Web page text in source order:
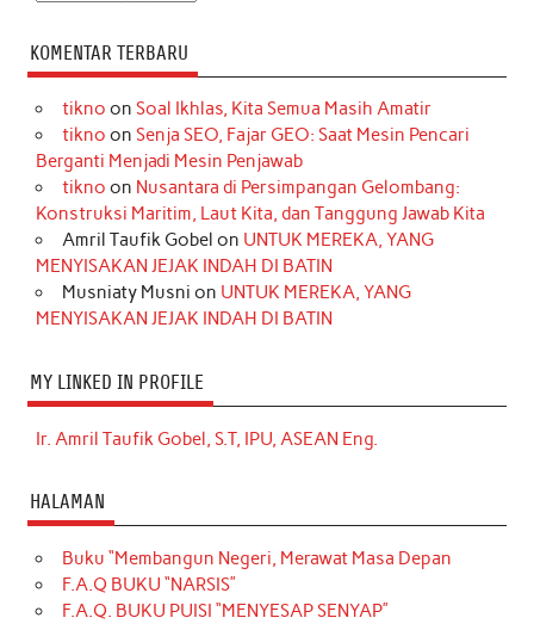
KOMENTAR TERBARU
tikno on Soal Ikhlas, Kita Semua Masih Amatir
tikno on Senja SEO, Fajar GEO: Saat Mesin Pencari
Berganti Menjadi Mesin Penjawab
tikno on Nusantara di Persimpangan Gelombang:
Konstruksi Maritim, Laut Kita, dan Tanggung Jawab Kita
Amril Taufik Gobel on UNTUK MEREKA, YANG
MENYISAKAN JEJAK INDAH DI BATIN
Musniaty Musni on UNTUK MEREKA, YANG
MENYISAKAN JEJAK INDAH DI BATIN
MY LINKED IN PROFILE
Ir. Amril Taufik Gobel, S.T, IPU, ASEAN Eng.
HALAMAN
Buku “Membangun Negeri, Merawat Masa Depan
F.A.Q BUKU “NARSIS”
F.A.Q. BUKU PUISI “MENYESAP SENYAP”